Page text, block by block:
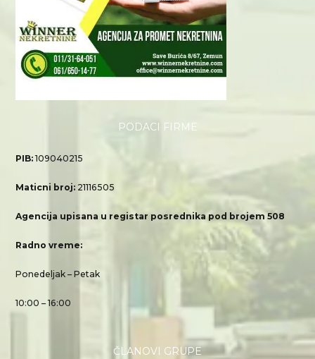
PODACI FIRME
PIB:109040215
Maticni broj: 21116505
Agencija upisana u registar posrednika pod brojem 508
Radno vreme:
Ponedeljak – Petak
10:00 – 16:00
ČLANOVI GRUPE